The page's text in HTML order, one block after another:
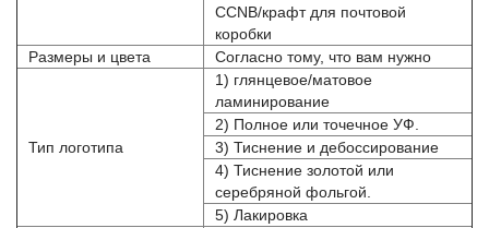
CCNB/крафт для почтовой
коробки
Размеры и цвета
Согласно тому, что вам нужно
Тип логотипа
1) глянцевое/матовое
ламинирование
2) Полное или точечное УФ.
3) Тиснение и дебоссирование
4) Тиснение золотой или
серебряной фольгой.
5) Лакировка